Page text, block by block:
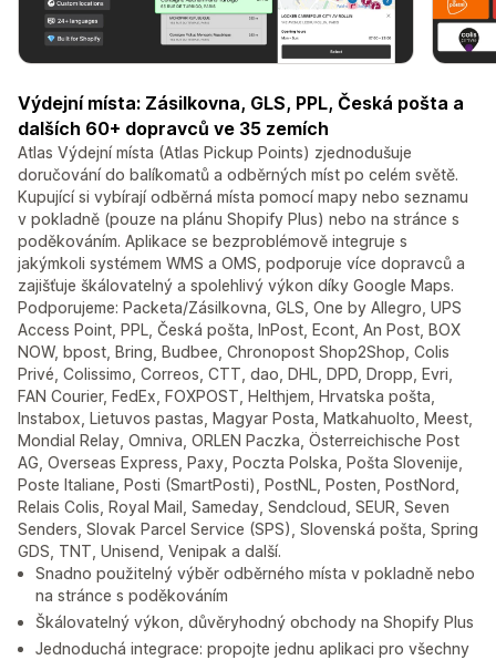
Výdejní místa: Zásilkovna, GLS, PPL, Česká pošta a
dalších 60+ dopravců ve 35 zemích
Atlas Výdejní místa (Atlas Pickup Points) zjednodušuje
doručování do balíkomatů a odběrných míst po celém světě.
Kupující si vybírají odběrná místa pomocí mapy nebo seznamu
v pokladně (pouze na plánu Shopify Plus) nebo na stránce s
poděkováním. Aplikace se bezproblémově integruje s
jakýmkoli systémem WMS a OMS, podporuje více dopravců a
zajišťuje škálovatelný a spolehlivý výkon díky Google Maps.
Podporujeme: Packeta/Zásilkovna, GLS, One by Allegro, UPS
Access Point, PPL, Česká pošta, InPost, Econt, An Post, BOX
NOW, bpost, Bring, Budbee, Chronopost Shop2Shop, Colis
Privé, Colissimo, Correos, CTT, dao, DHL, DPD, Dropp, Evri,
FAN Courier, FedEx, FOXPOST, Helthjem, Hrvatska pošta,
Instabox, Lietuvos pastas, Magyar Posta, Matkahuolto, Meest,
Mondial Relay, Omniva, ORLEN Paczka, Österreichische Post
AG, Overseas Express, Paxy, Poczta Polska, Pošta Slovenije,
Poste Italiane, Posti (SmartPosti), PostNL, Posten, PostNord,
Relais Colis, Royal Mail, Sameday, Sendcloud, SEUR, Seven
Senders, Slovak Parcel Service (SPS), Slovenská pošta, Spring
GDS, TNT, Unisend, Venipak a další.
Snadno použitelný výběr odběrného místa v pokladně nebo
na stránce s poděkováním
Škálovatelný výkon, důvěryhodný obchody na Shopify Plus
Jednoduchá integrace: propojte jednu aplikaci pro všechny